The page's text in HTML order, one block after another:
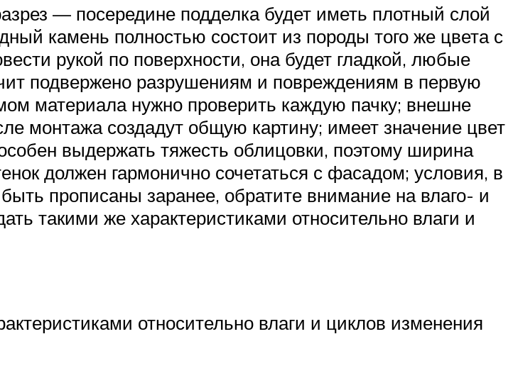
— посередине подделка будет иметь плотный слой
камень полностью состоит из породы того же цвета с
рукой по поверхности, она будет гладкой, любые
подвержено разрушениям и повреждениям в первую
материала нужно проверить каждую пачку; внешне
монтажа создадут общую картину; имеет значение цвет
выдержать тяжесть облицовки, поэтому ширина
должен гармонично сочетаться с фасадом; условия, в
прописаны заранее, обратите внимание на влаго- и
такими же характеристиками относительно влаги и
относительно влаги и циклов изменения